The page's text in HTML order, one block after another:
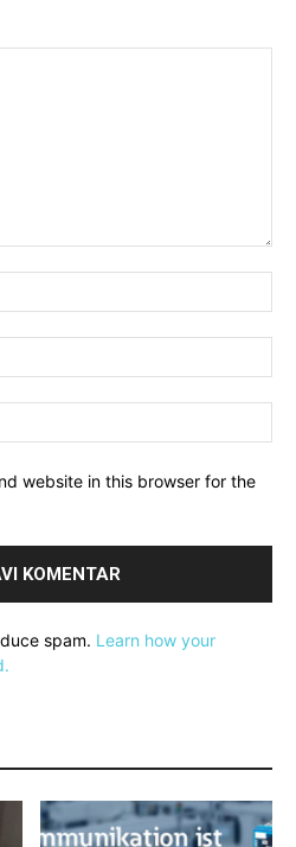
website in this browser for the
spam. Learn how your